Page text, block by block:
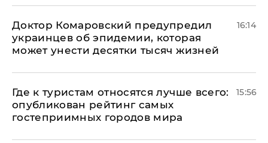
Доктор Комаровский предупредил
украинцев об эпидемии, которая
может унести десятки тысяч жизней
16:14
Где к туристам относятся лучше всего:
опубликован рейтинг самых
гостеприимных городов мира
15:56